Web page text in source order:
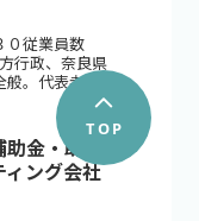
０従業員数
行政、奈良県
。代表者荒
地奈良県奈良
金・助成
ング会社